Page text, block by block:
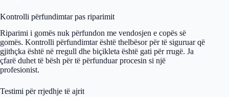
Kontrolli përfundimtar pas riparimit
Riparimi i gomës nuk përfundon me vendosjen e copës së
gomës. Kontrolli përfundimtar është thelbësor për të siguruar që
gjithçka është në rregull dhe biçikleta është gati për rrugë. Ja
çfarë duhet të bësh për të përfunduar procesin si një
profesionist.
Testimi për rrjedhje të ajrit